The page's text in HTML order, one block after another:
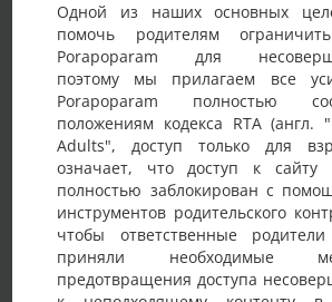
Одной из наших основных
помочь родителям
Porapoparam для
поэтому мы прилагаем все
Porapoparam полностью
положениям кодекса RTA (англ.
Adults", доступ только для
означает, что доступ к сайту
полностью заблокирован с
инструментов родительского
чтобы ответственные
приняли необходимые
предотвращения доступа
Фото Активность
Детали анкеты
Имя на сайте
Viktor
Возраст
35-40 лет
Страна
Украина